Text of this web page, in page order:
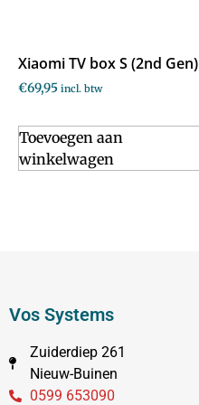
Xiaomi TV box S (2nd Gen)
€69,95 incl. btw
Toevoegen aan
winkelwagen
Vos Systems
Zuiderdiep 261
Nieuw-Buinen
0599 653090